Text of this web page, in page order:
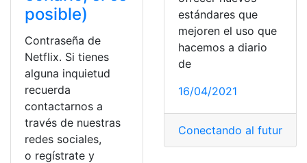
posible)
Contraseña de
Netflix. Si tienes
alguna inquietud
recuerda
contactarnos a
través de nuestras
redes sociales,
o regístrate y
estándares que
mejoren el uso que
hacemos a diario
de
16/04/2021
Conectando al futuro